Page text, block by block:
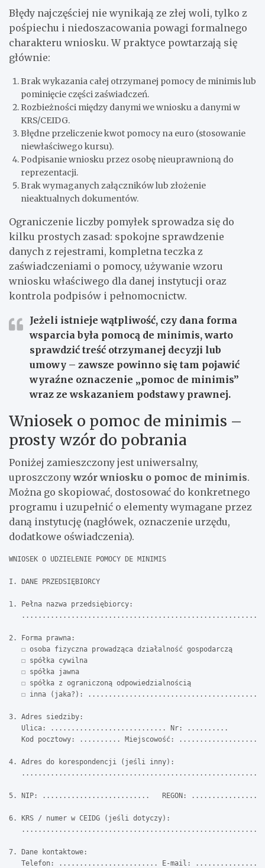
Błędy najczęściej nie wynikają ze złej woli, tylko z
pośpiechu i niedoszacowania powagi formalnego
charakteru wniosku. W praktyce powtarzają się
głównie:
Brak wykazania całej otrzymanej pomocy de minimis lub
pominięcie części zaświadczeń.
Rozbieżności między danymi we wniosku a danymi w
KRS/CEIDG.
Błędne przeliczenie kwot pomocy na euro (stosowanie
niewłaściwego kursu).
Podpisanie wniosku przez osobę nieuprawnioną do
reprezentacji.
Brak wymaganych załączników lub złożenie
nieaktualnych dokumentów.
Ograniczenie liczby pomyłek sprowadza się do
kilku prostych zasad: spokojne sprawdzenie
danych z rejestrami, kompletna teczka z
zaświadczeniami o pomocy, używanie wzoru
wniosku właściwego dla danej instytucji oraz
kontrola podpisów i pełnomocnictw.
Jeżeli istnieje wątpliwość, czy dana forma
wsparcia była pomocą de minimis, warto
sprawdzić treść otrzymanej decyzji lub
umowy – zawsze powinno się tam pojawić
wyraźne oznaczenie „pomoc de minimis”
wraz ze wskazaniem podstawy prawnej.
Wniosek o pomoc de minimis –
prosty wzór do pobrania
Poniżej zamieszczony jest uniwersalny,
uproszczonywzór wniosku o pomoc de minimis.
Można go skopiować, dostosować do konkretnego
programu i uzupełnić o elementy wymagane przez
daną instytucję (nagłówek, oznaczenie urzędu,
dodatkowe oświadczenia).
WNIOSEK O UDZIELENIE POMOCY DE MINIMIS
I. DANE PRZEDSIĘBIORCY
1. Pełna nazwa przedsiębiorcy:
2. Forma prawna:
   ☐ osoba fizyczna prowadząca działalność gospodarczą
   ☐ spółka cywilna
   ☐ spółka jawna
   ☐ spółka z ograniczoną odpowiedzialnością
☐ inna (jaka?):
3. Adres siedziby:
   Ulica: ............................ Nr: ..........
Kod pocztowy: .......... Miejscowość:
4. Adres do korespondencji (jeśli inny):
5. NIP: ..........................   REGON:
6. KRS / numer w CEIDG (jeśli dotyczy):
7. Dane kontaktowe:
Telefon: ........................ E-mail: